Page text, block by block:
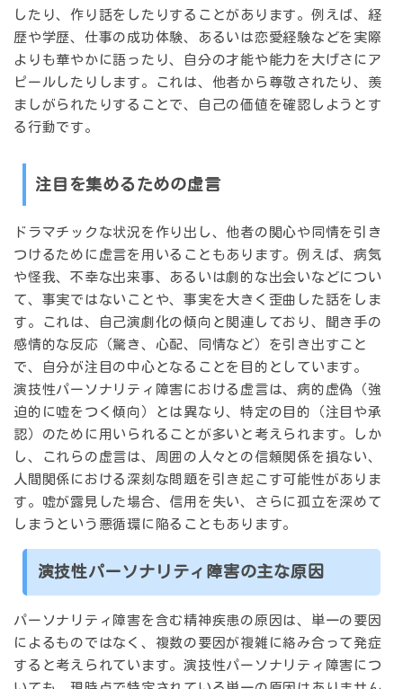
したり、作り話をしたりする ことがあります。例えば、経
歴や学歴、仕事の成功体験、あるいは恋愛経験などを実際
よりも華やかに語ったり、自分の才能や能力を大げさにア
ピールしたりします。これは、他者から尊敬されたり、羨
ましがられたりすることで、自己の価値を確認しようとす
る行動です。
注目を集めるための虚言
ドラマチックな状況を作り出し、他者の関心や同情を引き
つけるために虚言を用いることもあります。例えば、 病気
や怪我、不幸な出来事、あるいは劇的な出会い などについ
て、事実ではないことや、事実を大きく歪曲した話をしま
す。これは、自己演劇化の傾向と関連しており、聞き手の
感情的な反応（驚き、心配、同情など）を引き出すこと
で、自分が注目の中心となることを目的としています。
演技性パーソナリティ障害における虚言は、病的虚偽（強
迫的に嘘をつく傾向）とは異なり、特定の目的（注目や承
認）のために用いられることが多いと考えられます。しか
し、これらの虚言は、周囲の人々との信頼関係を損ない、
人間関係における深刻な問題を引き起こす可能性がありま
す。嘘が露見した場合、信用を失い、さらに孤立を深めて
しまうという悪循環に陥ることもあります。
演技性パーソナリティ障害の主な原因
パーソナリティ障害を含む精神疾患の原因は、単一の要因
によるものではなく、 複数の要因が複雑に絡み合って発症
する と考えられています。演技性パーソナリティ障害につ